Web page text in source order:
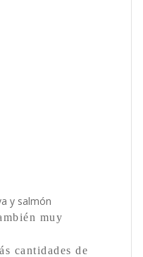
y salmón
muy
cantidades de